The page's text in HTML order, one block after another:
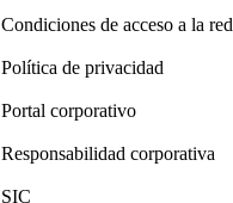
Condiciones de acceso a la red
Política de privacidad
Portal corporativo
Responsabilidad corporativa
SIC